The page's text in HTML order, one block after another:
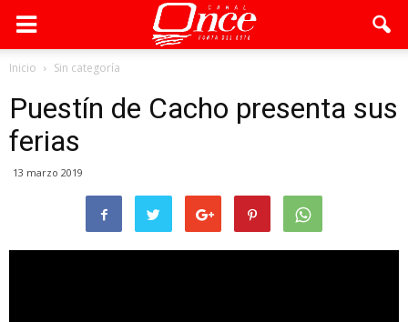
Inicio Sin categoría
Puestín de Cacho presenta sus
ferias
13 marzo 2019